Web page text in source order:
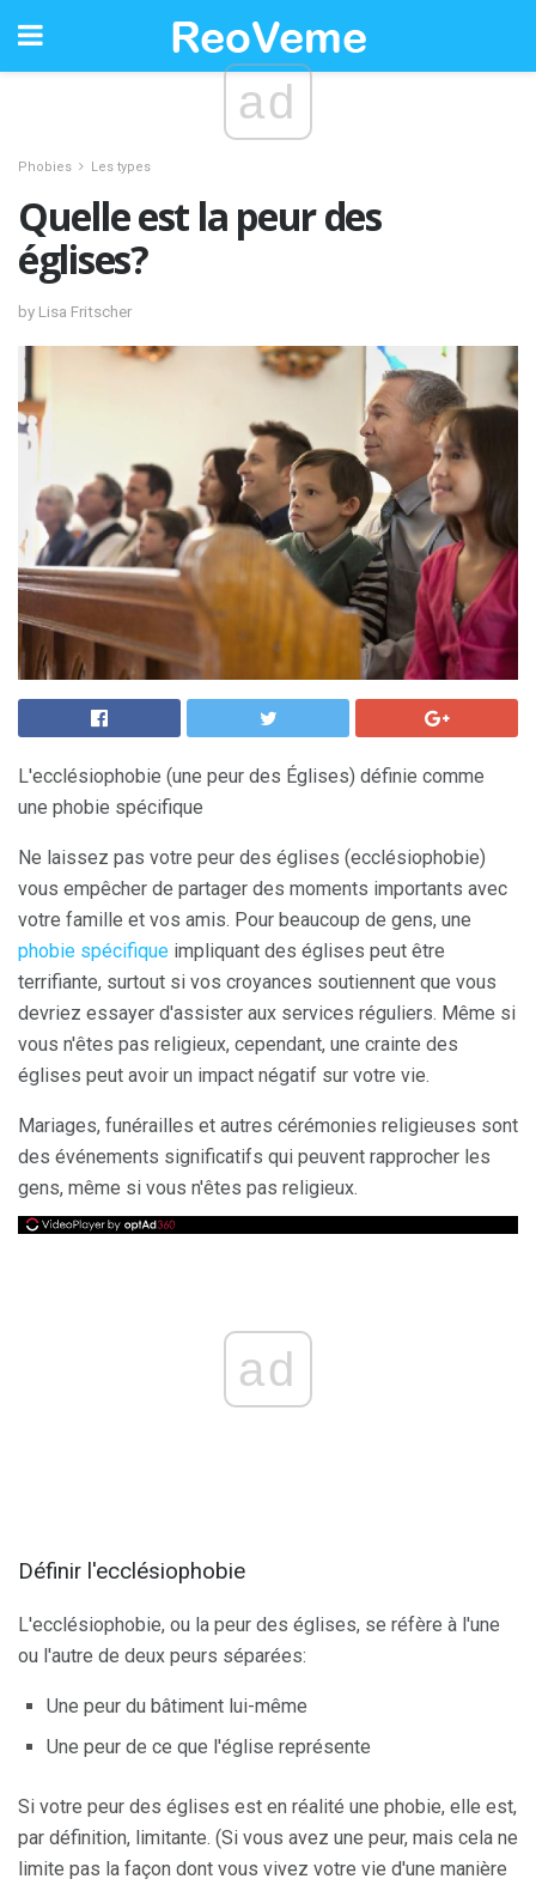
ad
Phobies Les types
Quelle est la peur des
églises?
by Lisa Fritscher
L'ecclésiophobie (une peur des Églises) définie comme
une phobie spécifique
Ne laissez pas votre peur des églises (ecclésiophobie)
vous empêcher de partager des moments importants avec
votre famille et vos amis. Pour beaucoup de gens, une
phobie spécifique impliquant des églises peut être
terrifiante, surtout si vos croyances soutiennent que vous
devriez essayer d'assister aux services réguliers. Même si
vous n'êtes pas religieux, cependant, une crainte des
églises peut avoir un impact négatif sur votre vie.
Mariages, funérailles et autres cérémonies religieuses sont
des événements significatifs qui peuvent rapprocher les
gens, même si vous n'êtes pas religieux.
ad
Définir l'ecclésiophobie
L'ecclésiophobie, ou la peur des églises, se réfère à l'une
ou l'autre de deux peurs séparées:
Une peur du bâtiment lui-même
Une peur de ce que l'église représente
Si votre peur des églises est en réalité une phobie, elle est,
par définition, limitante. (Si vous avez une peur, mais cela ne
limite pas la façon dont vous vivez votre vie d'une manière